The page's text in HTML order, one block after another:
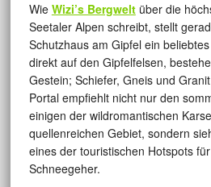
Wie Wizi’s Bergweltüber die
Seetaler Alpen schreibt, stellt
Schutzhaus am Gipfel ein
direkt auf den Gipfelfelsen,
Gestein; Schiefer, Gneis und
Portal empfiehlt nicht nur den
einigen der wildromantischen
quellenreichen Gebiet, sondern
eines der touristischen Hotspots
Schneegeher.